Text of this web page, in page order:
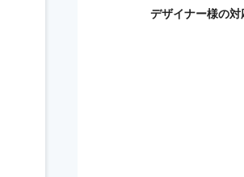
デザイナー様の